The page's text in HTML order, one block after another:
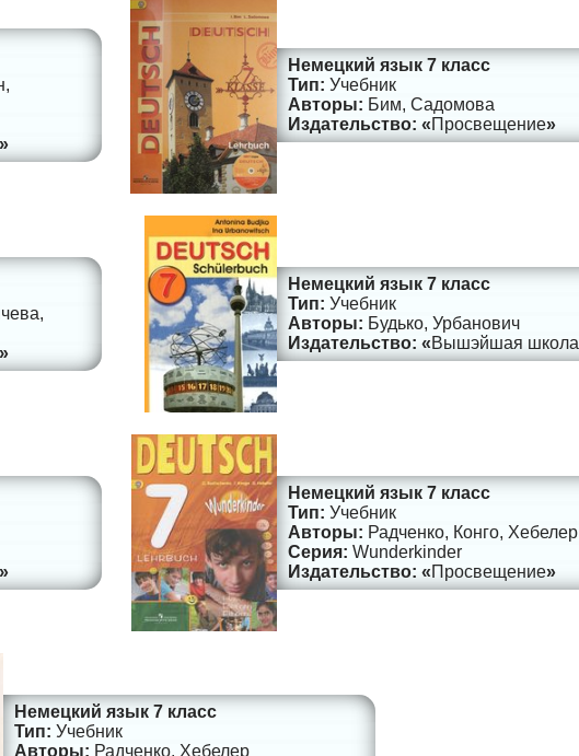
Немецкий язык 7 класс
Учебник
Бим, Садомова
Просвещение
Немецкий язык 7 класс
Учебник
Будько, Урбанович
Вышэйшая школа
Немецкий язык 7 класс
Учебник
Радченко, Конго, Хебелер
Wunderkinder
Просвещение
Немецкий язык 7 класс
Учебник
Радченко, Хебелер